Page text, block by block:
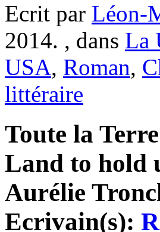
Ecrit par Léon-
2014. , dans La
USA, Roman,
littéraire
Toute la
Land to hold
Aurélie
Ecrivain(s):